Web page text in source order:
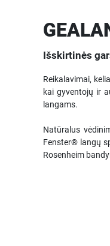
Išskirtinės
Reikalavimai,
kai gyventojų ir
langams.
Natūralus
Fenster® langų
Rosenheim